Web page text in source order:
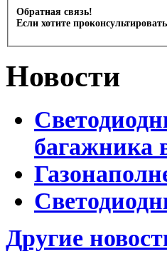
Обратная связь!
Если хотите
Новости
багажника
Другие